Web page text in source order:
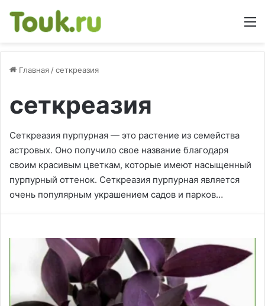
Главная /сеткреазия
сеткреазия
Сеткреазия пурпурная — это растение из семейства
астровых. Оно получило свое название благодаря
своим красивым цветкам, которые имеют насыщенный
пурпурный оттенок. Сеткреазия пурпурная является
очень популярным украшением садов и парков…